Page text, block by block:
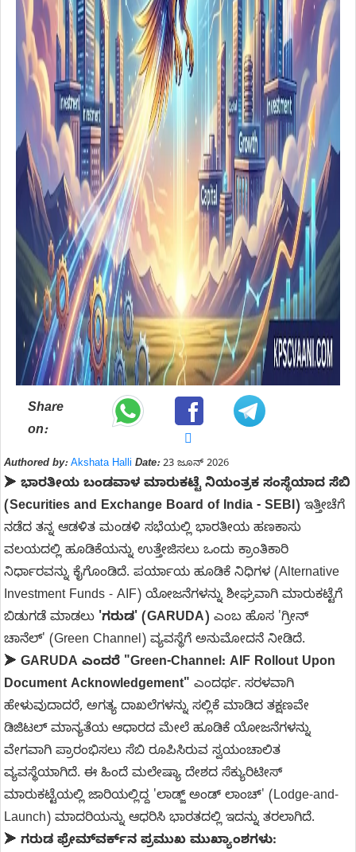
Share
on:
Authored by: Akshata Halli Date:23 ಜೂನ್ 2026
➤ ಭಾರತೀಯ ಬಂಡವಾಳ ಮಾರುಕಟ್ಟೆ ನಿಯಂತ್ರಕ ಸಂಸ್ಥೆಯಾದ ಸೆಬಿ
(Securities and Exchange Board of India - SEBI) ಇತ್ತೀಚೆಗೆ
ನಡೆದ ತನ್ನ ಆಡಳಿತ ಮಂಡಳಿ ಸಭೆಯಲ್ಲಿ ಭಾರತೀಯ ಹಣಕಾಸು
ವಲಯದಲ್ಲಿ ಹೂಡಿಕೆಯನ್ನು ಉತ್ತೇಜಿಸಲು ಒಂದು ಕ್ರಾಂತಿಕಾರಿ
ನಿರ್ಧಾರವನ್ನು ಕೈಗೊಂಡಿದೆ. ಪರ್ಯಾಯ ಹೂಡಿಕೆ ನಿಧಿಗಳ (Alternative
Investment Funds - AIF) ಯೋಜನೆಗಳನ್ನು ಶೀಘ್ರವಾಗಿ ಮಾರುಕಟ್ಟೆಗೆ
ಬಿಡುಗಡೆ ಮಾಡಲು 'ಗರುಡ' (GARUDA) ಎಂಬ ಹೊಸ 'ಗ್ರೀನ್
ಚಾನೆಲ್' (Green Channel) ವ್ಯವಸ್ಥೆಗೆ ಅನುಮೋದನೆ ನೀಡಿದೆ.
➤ GARUDA ಎಂದರೆ "Green-Channel: AIF Rollout Upon
Document Acknowledgement" ಎಂದರ್ಥ. ಸರಳವಾಗಿ
ಹೇಳುವುದಾದರೆ, ಅಗತ್ಯ ದಾಖಲೆಗಳನ್ನು ಸಲ್ಲಿಕೆ ಮಾಡಿದ ತಕ್ಷಣವೇ
ಡಿಜಿಟಲ್ ಮಾನ್ಯತೆಯ ಆಧಾರದ ಮೇಲೆ ಹೂಡಿಕೆ ಯೋಜನೆಗಳನ್ನು
ವೇಗವಾಗಿ ಪ್ರಾರಂಭಿಸಲು ಸೆಬಿ ರೂಪಿಸಿರುವ ಸ್ವಯಂಚಾಲಿತ
ವ್ಯವಸ್ಥೆಯಾಗಿದೆ. ಈ ಹಿಂದೆ ಮಲೇಷ್ಯಾ ದೇಶದ ಸೆಕ್ಯುರಿಟೀಸ್
ಮಾರುಕಟ್ಟೆಯಲ್ಲಿ ಜಾರಿಯಲ್ಲಿದ್ದ 'ಲಾಡ್ಜ್ ಅಂಡ್ ಲಾಂಚ್' (Lodge-and-
Launch) ಮಾದರಿಯನ್ನು ಆಧರಿಸಿ ಭಾರತದಲ್ಲಿ ಇದನ್ನು ತರಲಾಗಿದೆ.
➤ ಗರುಡ ಫ್ರೇಮ್‌ವರ್ಕ್‌ನ ಪ್ರಮುಖ ಮುಖ್ಯಾಂಶಗಳು: